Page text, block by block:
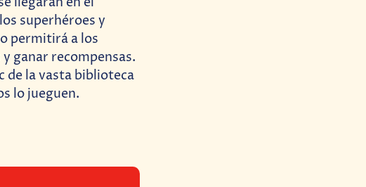
superhéroes y
permitirá a los
ganar recompensas.
de la vasta biblioteca
lo jueguen.